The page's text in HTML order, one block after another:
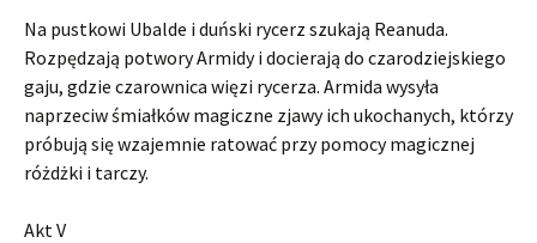
Na pustkowi Ubalde i duński rycerz szukają Reanuda.
Rozpędzają potwory Armidy i docierają do czarodziejskiego
gaju, gdzie czarownica więzi rycerza. Armida wysyła
naprzeciw śmiałków magiczne zjawy ich ukochanych, którzy
próbują się wzajemnie ratować przy pomocy magicznej
różdżki i tarczy.
Akt V